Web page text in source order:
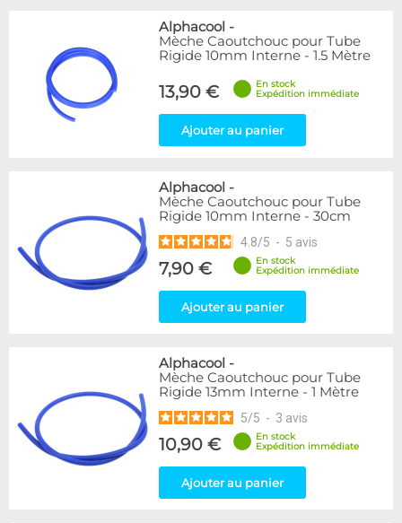
Alphacool -
Mèche Caoutchouc pour Tube
Rigide 10mm Interne - 1.5 Mètre
13,90 €
En stock
Expédition immédiate
Ajouter au panier
Alphacool -
Mèche Caoutchouc pour Tube
Rigide 10mm Interne - 30cm
4.8/5 - 5 avis
7,90 €
En stock
Expédition immédiate
Ajouter au panier
Alphacool -
Mèche Caoutchouc pour Tube
Rigide 13mm Interne - 1 Mètre
5/5 - 3 avis
10,90 €
En stock
Expédition immédiate
Ajouter au panier